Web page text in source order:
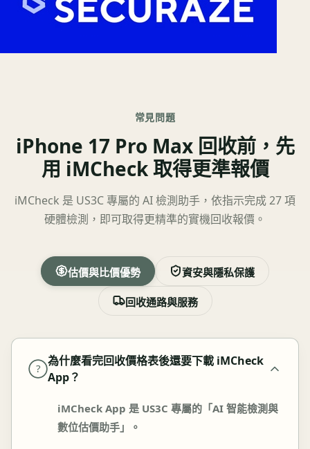
常見問題
iPhone 17 Pro Max 回收前，先
用 iMCheck 取得更準報價
iMCheck 是 US3C 專屬的 AI 檢測助手，依指示完成 27 項
硬體檢測，即可取得更精準的實機回收報價。
估價與比價優勢 資安與隱私保護
回收通路與服務
?
為什麼看完回收價格表後還要下載 iMCheck
App？
iMCheck App 是 US3C 專屬的「AI 智能檢測與
數位估價助手」。